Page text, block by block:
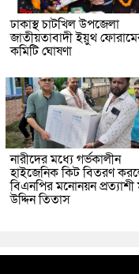
ঢাকাস্থ চাটখিল উপজেলা
জাতীয়তাবাদী ইয়ুথ
কমিটি ঘোষণা
নারীদের মধ্যে গর্ভকালীন
হাইজেনিক কিট বিতরণ
বিএনপির মনোনয়ন
উদ্দিন তিতাস